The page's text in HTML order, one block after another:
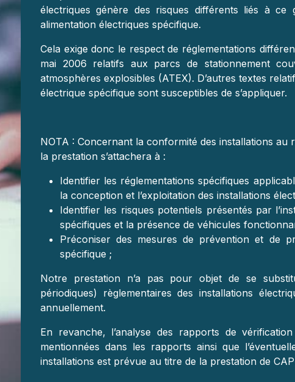
électriques génère des risques différents liés à ce
alimentation électriques spécifique.
Cela exige donc le respect de réglementations
mai 2006 relatifs aux parcs de stationnement
atmosphères explosibles (ATEX). D’autres textes
électrique spécifique sont susceptibles de s’appliquer.
NOTA : Concernant la conformité des installations au
la prestation s’attachera à :
Identifier les réglementations spécifiques
la conception et l’exploitation des installations
Identifier les risques potentiels présentés par
spécifiques et la présence de véhicules
Préconiser des mesures de prévention et de
spécifique ;
Notre prestation n’a pas pour objet de se
périodiques) règlementaires des installations
annuellement.
En revanche, l’analyse des rapports de
mentionnées dans les rapports ainsi que
installations est prévue au titre de la prestation de